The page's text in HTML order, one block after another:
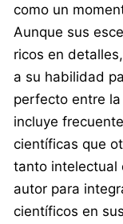
como un
Aunque sus
ricos en
a su habilidad
perfecto entre
incluye
científicas que
tanto intelectual
autor para
científicos en